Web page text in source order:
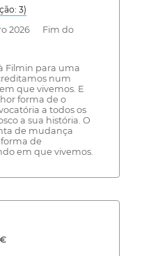
3)
2026 Fim do
Filmin para uma
num
que vivemos. E
forma de o
a todos os
a sua história. O
de mudança
de
em que vivemos.